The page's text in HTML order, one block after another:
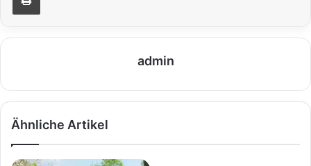
admin
Ähnliche Artikel